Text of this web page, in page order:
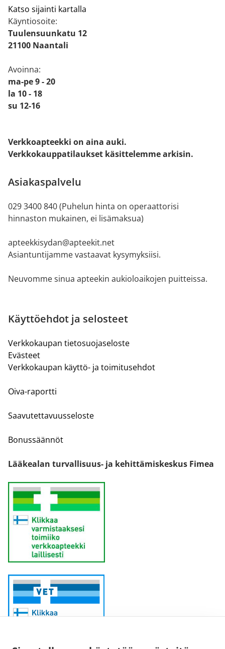
Katso sijainti kartalla
Käyntiosoite:
Tuulensuunkatu 12
21100 Naantali
Avoinna:
ma-pe 9 - 20
la 10 - 18
su 12-16
Verkkoapteekki on aina auki.
Verkkokauppatilaukset käsittelemme arkisin.
Asiakaspalvelu
029 3400 840 (Puhelun hinta on operaattorisi
hinnaston mukainen, ei lisämaksua)
apteekkisydan@apteekit.net
Asiantuntijamme vastaavat kysymyksiisi.
Neuvomme sinua apteekin aukioloaikojen puitteissa.
Käyttöehdot ja selosteet
Verkkokaupan tietosuojaseloste
Evästeet
Verkkokaupan käyttö- ja toimitusehdot
Oiva-raportti
Saavutettavuusseloste
Bonussäännöt
Lääkealan turvallisuus- ja kehittämiskeskus Fimea